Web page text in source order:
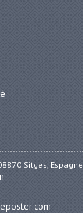
Sitges, Espagne